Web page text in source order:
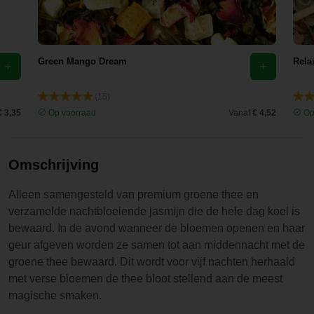
thee. De
groene
zacht van
maar de
Jasmijn
uit.
3,35
Green Mango Dream
Op voorraad
Vanaf € 4,52
Omschrijving
Alleen samengesteld van premium groene thee en
verzamelde nachtbloeiende jasmijn die de hele dag koel is
bewaard. In de avond wanneer de bloemen openen en haar
geur afgeven worden ze samen tot aan middennacht met de
groene thee bewaard. Dit wordt voor vijf nachten herhaald
met verse bloemen de thee bloot stellend aan de meest
magische smaken.